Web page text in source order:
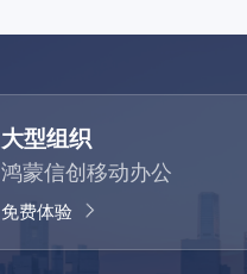
大型组织
鸿蒙信创移动办公
免费体验